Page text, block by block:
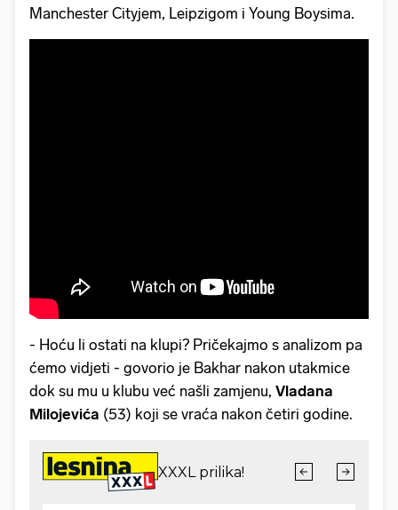
Manchester Cityjem, Leipzigom i Young Boysima.
- Hoću li ostati na klupi? Pričekajmo s analizom pa
ćemo vidjeti - govorio je Bakhar nakon utakmice
dok su mu u klubu već našli zamjenu, Vladana
Milojevića (53) koji se vraća nakon četiri godine.